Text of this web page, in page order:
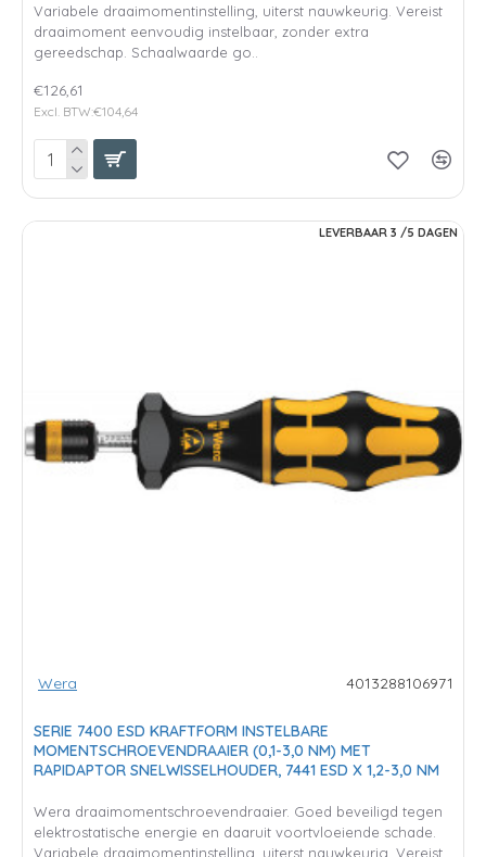
Variabele draaimomentinstelling, uiterst nauwkeurig. Vereist
draaimoment eenvoudig instelbaar, zonder extra
gereedschap. Schaalwaarde go..
€126,61
Excl. BTW:€104,64
LEVERBAAR 3 /5 DAGEN
Wera 4013288106971
SERIE 7400 ESD KRAFTFORM INSTELBARE
MOMENTSCHROEVENDRAAIER (0,1-3,0 NM) MET
RAPIDAPTOR SNELWISSELHOUDER, 7441 ESD X 1,2-3,0 NM
Wera draaimomentschroevendraaier. Goed beveiligd tegen
elektrostatische energie en daaruit voortvloeiende schade.
Variabele draaimomentinstelling, uiterst nauwkeurig. Vereist